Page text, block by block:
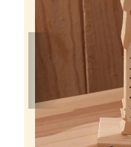
Previous